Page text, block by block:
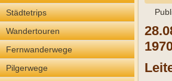
Städtetrips
Wandertouren
Fernwanderwege
Pilgerwege